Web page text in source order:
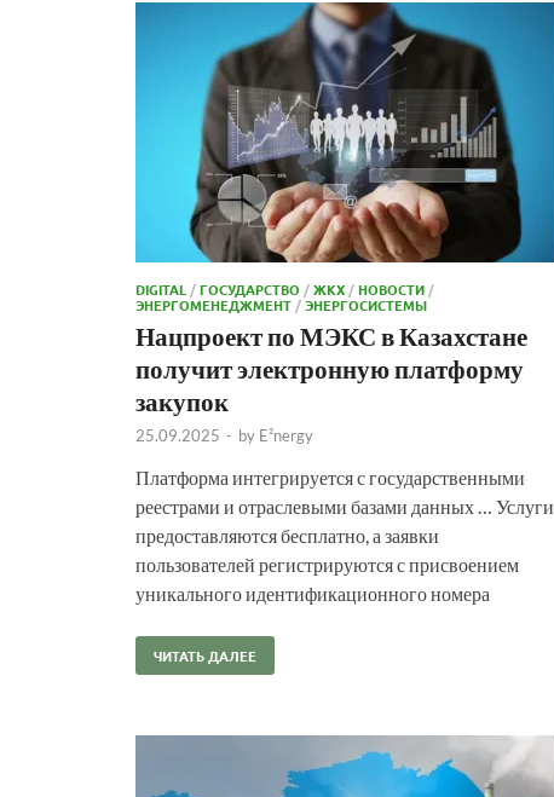
DIGITAL /ГОСУДАРСТВО /ЖКХ /НОВОСТИ /
ЭНЕРГОМЕНЕДЖМЕНТ /ЭНЕРГОСИСТЕМЫ
Нацпроект по МЭКС в Казахстане
получит электронную платформу
закупок
25.09.2025 - by E²nergy
Платформа интегрируется с государственными
реестрами и отраслевыми базами данных … Услуги
предоставляются бесплатно, а заявки
пользователей регистрируются с присвоением
уникального идентификационного номера
ЧИТАТЬ ДАЛЕЕ